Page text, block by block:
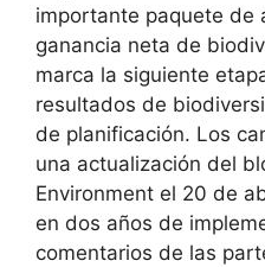
importante paquete de
ganancia neta de
marca la siguiente
resultados de
de planificación. Los
una actualización del
Environment el 20 de
en dos años de
comentarios de las